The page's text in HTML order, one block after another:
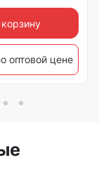
оптовой цене